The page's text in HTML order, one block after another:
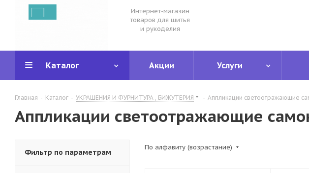
Интернет-магазин
товаров для шитья
и рукоделия
Каталог Акции Услуги
Главная - Каталог - УКРАШЕНИЯ И ФУРНИТУРА , БИЖУТЕРИЯ - Аппликации светоотражающие
Аппликации светоотражающие
По алфавиту (возрастание)
Фильтр по параметрам